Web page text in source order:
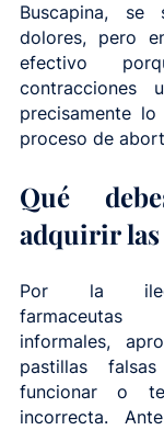
Buscapina, se
dolores, pero
efectivo
contracciones
precisamente
proceso de
Qué
adquirir
Por la
informales,
pastillas
funcionar o
incorrecta.